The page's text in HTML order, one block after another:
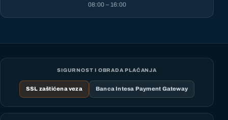
08:00 – 16:00
SIGURNOST I OBRADA PLAĆANJA
SSL zaštićena veza Banca Intesa Payment Gateway